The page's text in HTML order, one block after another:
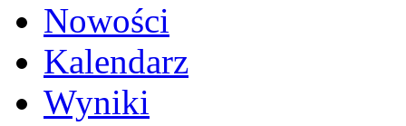
Nowości
Kalendarz
Wyniki